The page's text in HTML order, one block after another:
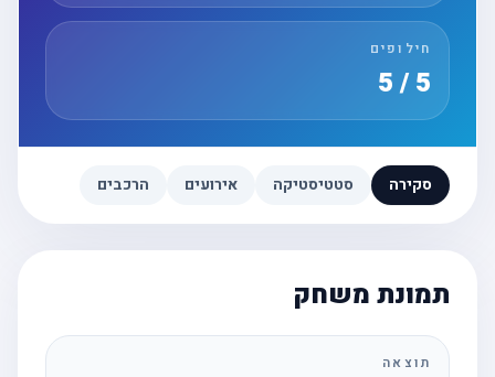
חילופים
סקירה סטטיסטיקה אירועים הרכבים
תמונת משחק
תוצאה